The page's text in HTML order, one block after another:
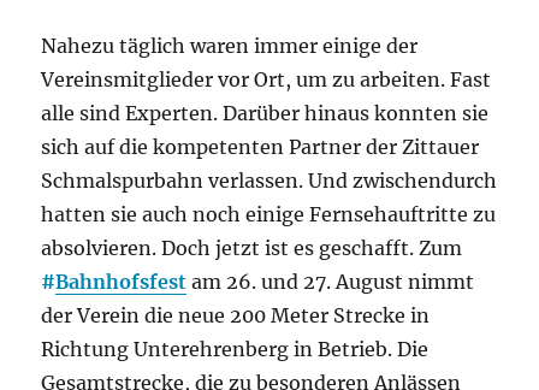
Nahezu täglich waren immer einige der
Vereinsmitglieder vor Ort, um zu arbeiten. Fast
alle sind Experten. Darüber hinaus konnten sie
sich auf die kompetenten Partner der Zittauer
Schmalspurbahn verlassen. Und zwischendurch
hatten sie auch noch einige Fernsehauftritte zu
absolvieren. Doch jetzt ist es geschafft. Zum
#Bahnhofsfest am 26. und 27. August nimmt
der Verein die neue 200 Meter Strecke in
Richtung Unterehrenberg in Betrieb. Die
Gesamtstrecke, die zu besonderen Anlässen